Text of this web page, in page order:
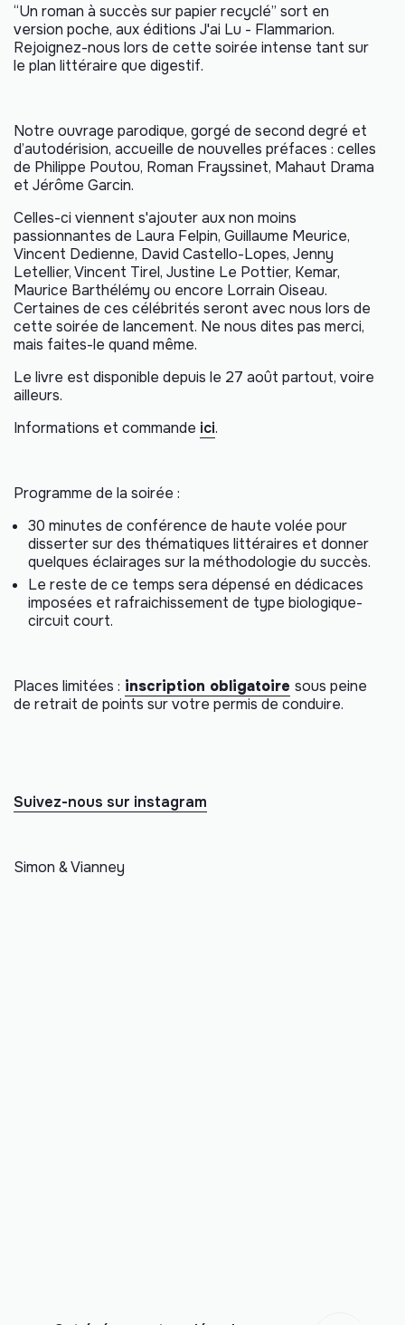
“Un roman à succès sur papier recyclé” sort en
version poche, aux éditions J'ai Lu - Flammarion.
Rejoignez-nous lors de cette soirée intense tant sur
le plan littéraire que digestif.
Notre ouvrage parodique, gorgé de second degré et
d’autodérision, accueille de nouvelles préfaces : celles
de Philippe Poutou, Roman Frayssinet, Mahaut Drama
et Jérôme Garcin.
Celles-ci viennent s'ajouter aux non moins
passionnantes de Laura Felpin, Guillaume Meurice,
Vincent Dedienne, David Castello-Lopes, Jenny
Letellier, Vincent Tirel, Justine Le Pottier, Kemar,
Maurice Barthélémy ou encore Lorrain Oiseau.
Certaines de ces célébrités seront avec nous lors de
cette soirée de lancement. Ne nous dites pas merci,
mais faites-le quand même.
Le livre est disponible depuis le 27 août partout, voire
ailleurs.
Informations et commande ici.
Programme de la soirée :
30 minutes de conférence de haute volée pour
disserter sur des thématiques littéraires et donner
quelques éclairages sur la méthodologie du succès.
Le reste de ce temps sera dépensé en dédicaces
imposées et rafraichissement de type biologique-
circuit court.
Places limitées : inscription obligatoire sous peine
de retrait de points sur votre permis de conduire.
Suivez-nous sur instagram
Simon & Vianney